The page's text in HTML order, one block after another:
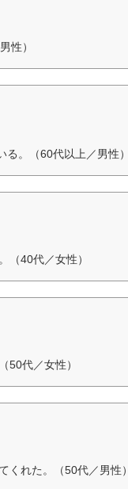
性）
。（60代以上／男性）
（40代／女性）
50代／女性）
くれた。（50代／男性）